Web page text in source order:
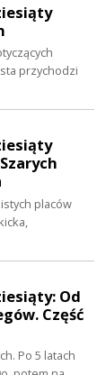
przychodzi
placów
Od
Część
Po 5 latach